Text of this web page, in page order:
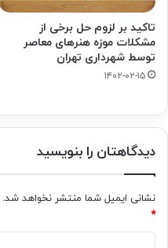
تاکید بر لزوم حل برخی از
مشکلات موزه هنرهای معاصر
توسط شهرداری تهران
۱۴۰۲-۰۲-۱۵
دیدگاهتان را بنویسید
نشانی ایمیل شما منتشر نخواهد شد.
*